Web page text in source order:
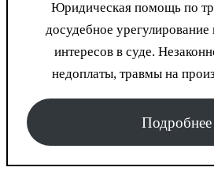
Юридическая помощь по
досудебное урегулирование
интересов в суде.
недоплаты, травмы на
Подробнее